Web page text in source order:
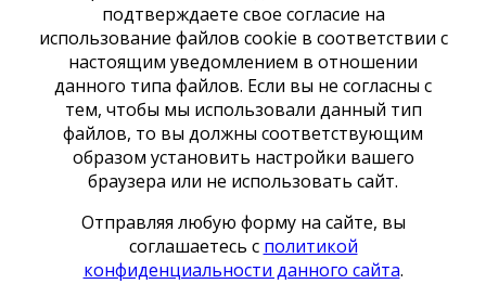
подтверждаете свое согласие на
использование файлов cookie в соответствии с
настоящим уведомлением в отношении
данного типа файлов. Если вы не согласны с
тем, чтобы мы использовали данный тип
файлов, то вы должны соответствующим
образом установить настройки вашего
браузера или не использовать сайт.
Отправляя любую форму на сайте, вы
соглашаетесь с политикой
конфиденциальности данного сайта.